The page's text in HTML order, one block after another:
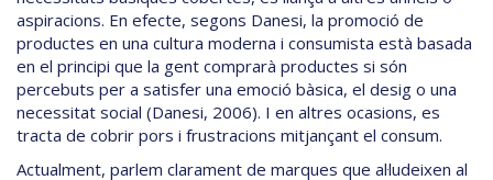
aspiracions. En efecte, segons Danesi, la promoció de
productes en una cultura moderna i consumista està basada
en el principi que la gent comprarà productes si són
percebuts per a satisfer una emoció bàsica, el desig o una
necessitat social (Danesi, 2006). I en altres ocasions, es
tracta de cobrir pors i frustracions mitjançant el consum.
Actualment, parlem clarament de marques que al·ludeixen al